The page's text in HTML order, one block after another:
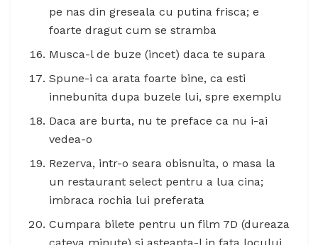
pe nas din greseala cu putina frisca; e
foarte dragut cum se stramba
Musca-l de buze (incet) daca te supara
Spune-i ca arata foarte bine, ca esti
innebunita dupa buzele lui, spre exemplu
Daca are burta, nu te preface ca nu i-ai
vedea-o
Rezerva, intr-o seara obisnuita, o masa la
un restaurant select pentru a lua cina;
imbraca rochia lui preferata
Cumpara bilete pentru un film 7D (dureaza